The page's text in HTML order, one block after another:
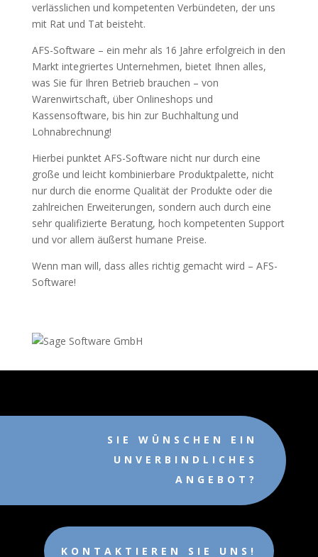
verlässlichen und kompetenten Verbündeten, der uns
mit Rat und Tat beisteht.
AFS-Software – ein mehr als 16 Jahre erfolgreich in den
Markt integriertes Unternehmen, bietet Ihnen alles,
was Sie für Ihren Betrieb brauchen – von
Warenwirtschaft, über Onlineshops und
Kassensoftware, bis hin zur Buchhaltung und
Lohnabrechnung!
Hierbei punktet AFS-Software nicht nur durch eine
große und leicht kombinierbare Produktpalette, nicht
nur durch die enorme Qualität der Produkte oder die
zahlreichen Erweiterungen, sondern auch durch eine
sehr qualifizierte Beratung, hoch kompetenten Support
und vor allem äußerst humane Preise.
Wenn man will, dass alles richtig gemacht wird – AFS-
Software!
SIE WÜNSCHEN EIN
UNVERBINDLICHES
ANGEBOT?
KONTAKTIEREN SIE UNS!